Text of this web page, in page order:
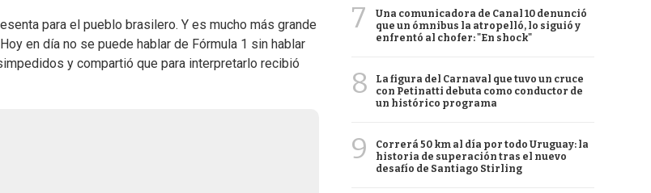
para el pueblo brasilero. Y es mucho más grande
en día no se puede hablar de Fórmula 1 sin hablar
y compartió que para interpretarlo recibió
7
Una comunicadora de Canal 10 denunció
que un ómnibus la atropelló, lo siguió y
enfrentó al chofer: "En shock"
8
La figura del Carnaval que tuvo un cruce
con Petinatti debuta como conductor de
un histórico programa
9
Correrá 50 km al día por todo Uruguay: la
historia de superación tras el nuevo
desafío de Santiago Stirling